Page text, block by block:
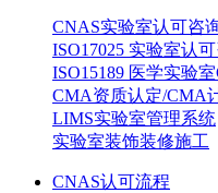
CNAS实验室认可咨
ISO17025 实验室认
ISO15189 医学实验
CMA资质认定/CMA
LIMS实验室管理系统
实验室装饰装修施工
CNAS认可流程